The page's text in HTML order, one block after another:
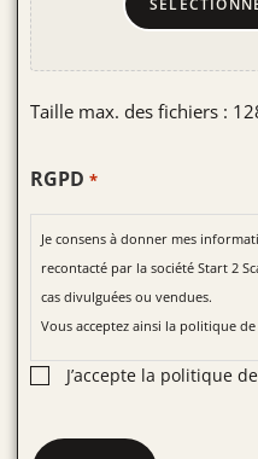
Taille max. des fichiers :
RGPD *
Je consens à donner mes
recontacté par la société Start 2
cas divulguées ou vendues.
Vous acceptez ainsi la politique
J’accepte la politique